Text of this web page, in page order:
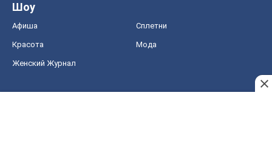
Шоу
Афиша Сплетни
Красота Мода
Женский Журнал